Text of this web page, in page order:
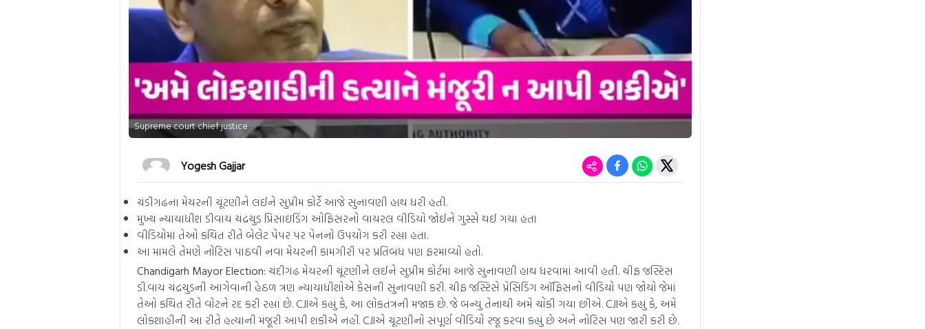
Supreme court chief justice
Yogesh Gajjar
ચંડીગઢના મેયરની ચૂંટણીને લઈને સુપ્રીમ કોર્ટે આજે સુનાવણી હાથ ધરી હતી.
મુખ્ય ન્યાયાધીશ ડીવાય ચંદ્રચુડ પ્રિસાઇડિંગ ઓફિસરનો વાયરલ વીડિયો જોઈને ગુસ્સે થઈ ગયા હતા
વીડિયોમાં તેઓ કથિત રીતે બેલેટ પેપર પર પેનનો ઉપયોગ કરી રહ્યા હતા.
આ મામલે તેમણે નોટિસ પાઠવી નવા મેયરની કામગીરી પર પ્રતિબંધ પણ ફરમાવ્યો હતો.
Chandigarh Mayor Election: ચંદીગઢ મેયરની ચૂંટણીને લઈને સુપ્રીમ કોર્ટમાં આજે સુનાવણી હાથ ધરવામાં આવી હતી. ચીફ જસ્ટિસ
ડી.વાય ચંદ્રચુડની આગેવાની હેઠળ ત્રણ ન્યાયાધીશોએ કેસની સુનાવણી કરી. ચીફ જસ્ટિસે પ્રેસિડિંગ ઑફિસનો વીડિયો પણ જોયો જેમાં
તેઓ કથિત રીતે વોટને રદ કરી રહ્યાં છે. CJIએ કહ્યું કે, આ લોકતંત્રની મજાક છે. જે બન્યું તેનાથી અમે ચોંકી ગયા છીએ. CJIએ કહ્યું કે, અમે
લોકશાહીની આ રીતે હત્યાની મંજૂરી આપી શકીએ નહીં. CJIએ ચૂંટણીનો સંપૂર્ણ વીડિયો રજૂ કરવા કહ્યું છે અને નોટિસ પણ જારી કરી છે.